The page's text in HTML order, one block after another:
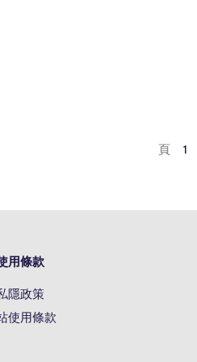
頁 1
用條款
隱政策
使用條款